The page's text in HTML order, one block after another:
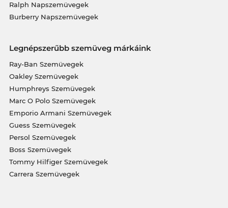
Ralph Napszemüvegek
Burberry Napszemüvegek
Legnépszerűbb szemüveg márkáink
Ray-Ban Szemüvegek
Oakley Szemüvegek
Humphreys Szemüvegek
Marc O Polo Szemüvegek
Emporio Armani Szemüvegek
Guess Szemüvegek
Persol Szemüvegek
Boss Szemüvegek
Tommy Hilfiger Szemüvegek
Carrera Szemüvegek